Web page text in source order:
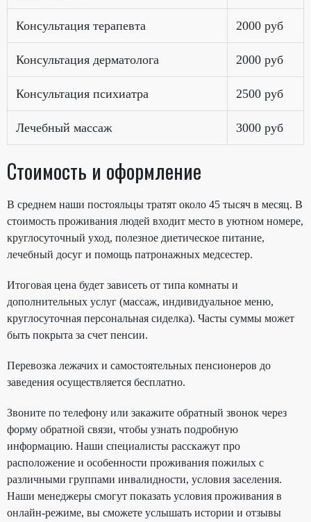
Консультация терапевта 2000 руб
Консультация дерматолога 2000 руб
Консультация психиатра 2500 руб
Лечебный массаж 3000 руб
Стоимость и оформление
В среднем наши постояльцы тратят около 45 тысяч в месяц. В
стоимость проживания людей входит место в уютном номере,
круглосуточный уход, полезное диетическое питание,
лечебный досуг и помощь патронажных медсестер.
Итоговая цена будет зависеть от типа комнаты и
дополнительных услуг (массаж, индивидуальное меню,
круглосуточная персональная сиделка). Часты суммы может
быть покрыта за счет пенсии.
Перевозка лежачих и самостоятельных пенсионеров до
заведения осуществляется бесплатно.
Звоните по телефону или закажите обратный звонок через
форму обратной связи, чтобы узнать подробную
информацию. Наши специалисты расскажут про
расположение и особенности проживания пожилых с
различными группами инвалидности, условия заселения.
Наши менеджеры смогут показать условия проживания в
онлайн-режиме, вы сможете услышать истории и отзывы